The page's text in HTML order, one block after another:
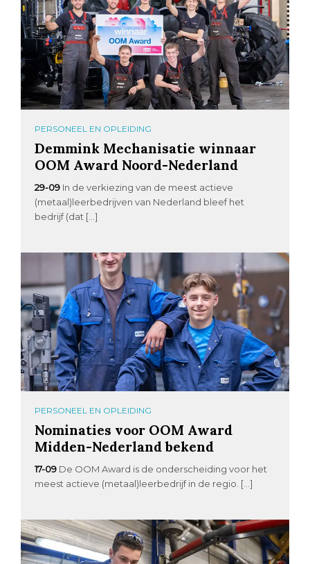
PERSONEEL EN OPLEIDING
Demmink Mechanisatie winnaar
OOM Award Noord-Nederland
29-09 In de verkiezing van de meest actieve
(metaal)leerbedrijven van Nederland bleef het
bedrijf (dat […]
PERSONEEL EN OPLEIDING
Nominaties voor OOM Award
Midden-Nederland bekend
17-09 De OOM Award is de onderscheiding voor het
meest actieve (metaal)leerbedrijf in de regio. […]